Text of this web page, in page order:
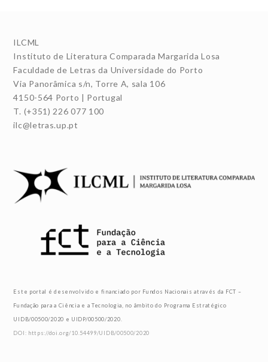
ILCML
Instituto de Literatura Comparada Margarida Losa
Faculdade de Letras da Universidade do Porto
Via Panorâmica s/n, Torre A, sala 106
4150-564 Porto | Portugal
T. (+351) 226 077 100
ilc@letras.up.pt
Este portal é desenvolvido e financiado por Fundos Nacionais através da FCT –
Fundação para a Ciência e a Tecnologia, no âmbito do Programa Estratégico
UIDB/00500/2020 e UIDP/00500/2020.
DOI: https://doi.org/10.54499/UIDB/00500/2020